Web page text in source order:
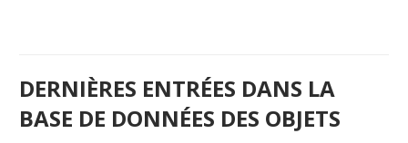
DERNIÈRES ENTRÉES DANS LA
BASE DE DONNÉES DES OBJETS